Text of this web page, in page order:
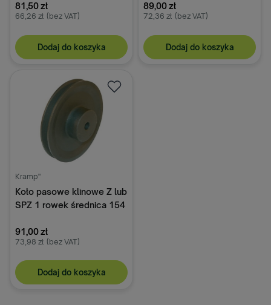
81,50 zł
66,26 zł (bez VAT)
Dodaj do koszyka
89,00 zł
72,36 zł (bez VAT)
Dodaj do koszyka
Kramp"
Koło pasowe klinowe Z lub
SPZ 1 rowek średnica 154
91,00 zł
73,98 zł (bez VAT)
Dodaj do koszyka